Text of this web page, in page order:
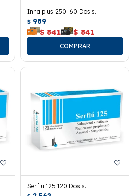
Inhalplus 250. 60 Dosis.
$ 989
$ 841 $ 841
Serflu 125 120 Dosis.